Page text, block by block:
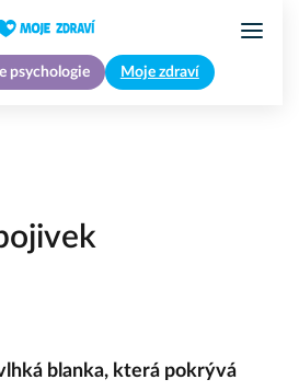
psychologie Moje zdraví
blanka, která pokrývá